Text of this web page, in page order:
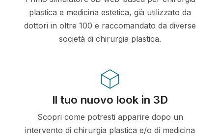
plastica e medicina estetica, già utilizzato da
dottori in oltre 100 e raccomandato da diverse
società di chirurgia plastica.
Il tuo nuovo look in 3D
Scopri come potresti apparire dopo un
intervento di chirurgia plastica e/o di medicina